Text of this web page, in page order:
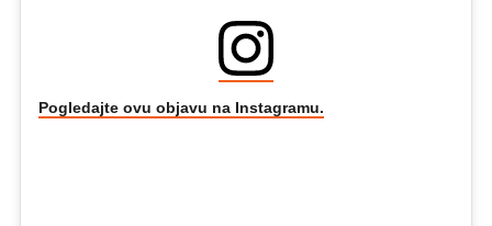
Pogledajte ovu objavu na Instagramu.